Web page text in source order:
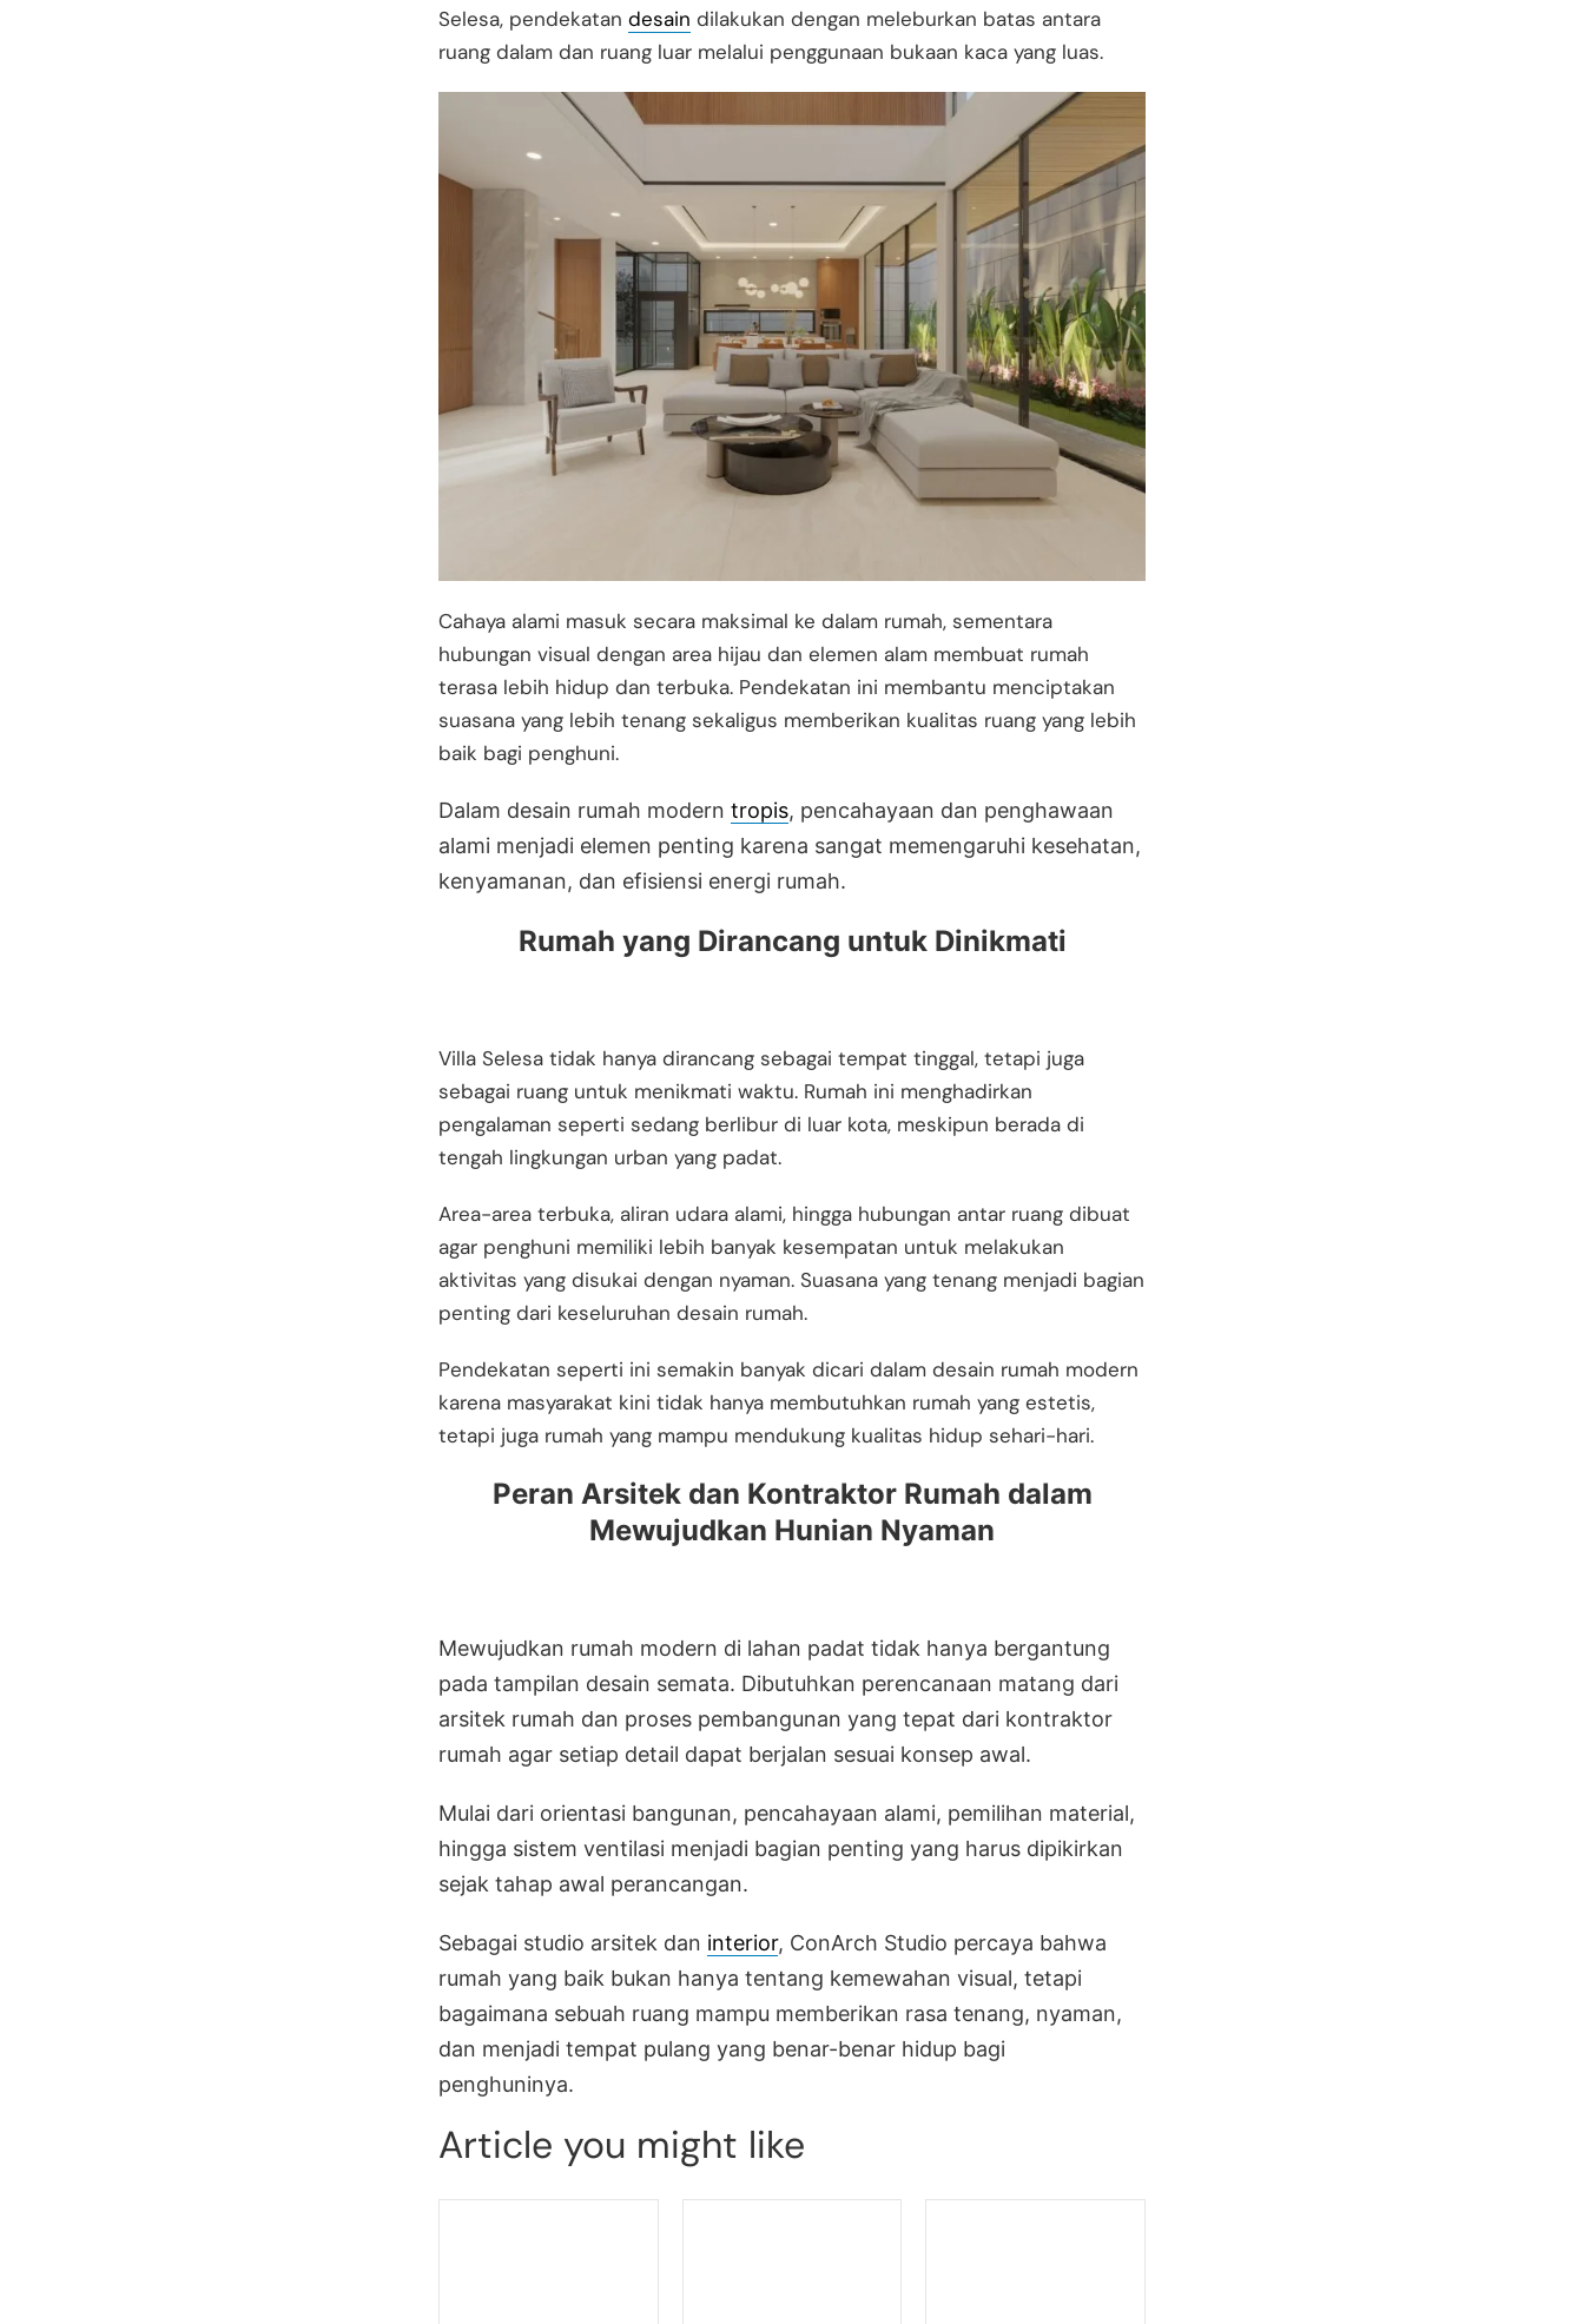
Selesa, pendekatan desain dilakukan dengan meleburkan batas antara
ruang dalam dan ruang luar melalui penggunaan bukaan kaca yang luas.
Cahaya alami masuk secara maksimal ke dalam rumah, sementara
hubungan visual dengan area hijau dan elemen alam membuat rumah
terasa lebih hidup dan terbuka. Pendekatan ini membantu menciptakan
suasana yang lebih tenang sekaligus memberikan kualitas ruang yang lebih
baik bagi penghuni.
Dalam desain rumah modern tropis, pencahayaan dan penghawaan
alami menjadi elemen penting karena sangat memengaruhi kesehatan,
kenyamanan, dan efisiensi energi rumah.
Rumah yang Dirancang untuk Dinikmati
Villa Selesa tidak hanya dirancang sebagai tempat tinggal, tetapi juga
sebagai ruang untuk menikmati waktu. Rumah ini menghadirkan
pengalaman seperti sedang berlibur di luar kota, meskipun berada di
tengah lingkungan urban yang padat.
Area-area terbuka, aliran udara alami, hingga hubungan antar ruang dibuat
agar penghuni memiliki lebih banyak kesempatan untuk melakukan
aktivitas yang disukai dengan nyaman. Suasana yang tenang menjadi bagian
penting dari keseluruhan desain rumah.
Pendekatan seperti ini semakin banyak dicari dalam desain rumah modern
karena masyarakat kini tidak hanya membutuhkan rumah yang estetis,
tetapi juga rumah yang mampu mendukung kualitas hidup sehari-hari.
Peran Arsitek dan Kontraktor Rumah dalam
Mewujudkan Hunian Nyaman
Mewujudkan rumah modern di lahan padat tidak hanya bergantung
pada tampilan desain semata. Dibutuhkan perencanaan matang dari
arsitek rumah dan proses pembangunan yang tepat dari kontraktor
rumah agar setiap detail dapat berjalan sesuai konsep awal.
Mulai dari orientasi bangunan, pencahayaan alami, pemilihan material,
hingga sistem ventilasi menjadi bagian penting yang harus dipikirkan
sejak tahap awal perancangan.
Sebagai studio arsitek dan interior, ConArch Studio percaya bahwa
rumah yang baik bukan hanya tentang kemewahan visual, tetapi
bagaimana sebuah ruang mampu memberikan rasa tenang, nyaman,
dan menjadi tempat pulang yang benar-benar hidup bagi
penghuninya.
Article you might like